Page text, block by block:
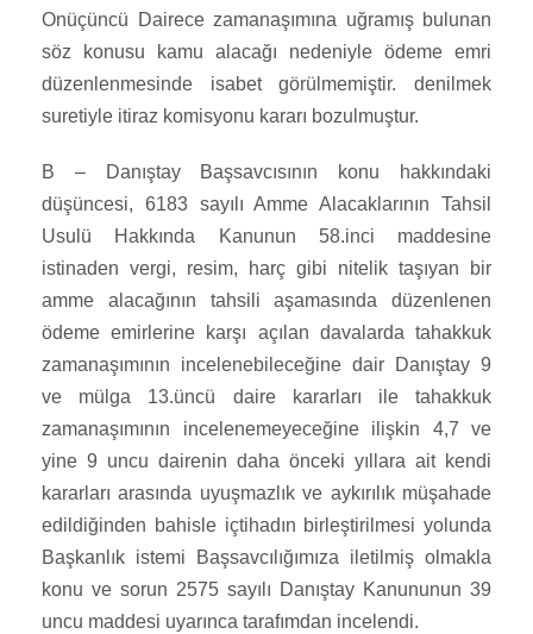
Onüçüncü Dairece zamanaşımına uğramış bulunan
söz konusu kamu alacağı nedeniyle ödeme emri
düzenlenmesinde isabet görülmemiştir. denilmek
suretiyle itiraz komisyonu kararı bozulmuştur.
B – Danıştay Başsavcısının konu hakkındaki
düşüncesi, 6183 sayılı Amme Alacaklarının Tahsil
Usulü Hakkında Kanunun 58.inci maddesine
istinaden vergi, resim, harç gibi nitelik taşıyan bir
amme alacağının tahsili aşamasında düzenlenen
ödeme emirlerine karşı açılan davalarda tahakkuk
zamanaşımının incelenebileceğine dair Danıştay 9
ve mülga 13.üncü daire kararları ile tahakkuk
zamanaşımının incelenemeyeceğine ilişkin 4,7 ve
yine 9 uncu dairenin daha önceki yıllara ait kendi
kararları arasında uyuşmazlık ve aykırılık müşahade
edildiğinden bahisle içtihadın birleştirilmesi yolunda
Başkanlık istemi Başsavcılığımıza iletilmiş olmakla
konu ve sorun 2575 sayılı Danıştay Kanununun 39
uncu maddesi uyarınca tarafımdan incelendi.